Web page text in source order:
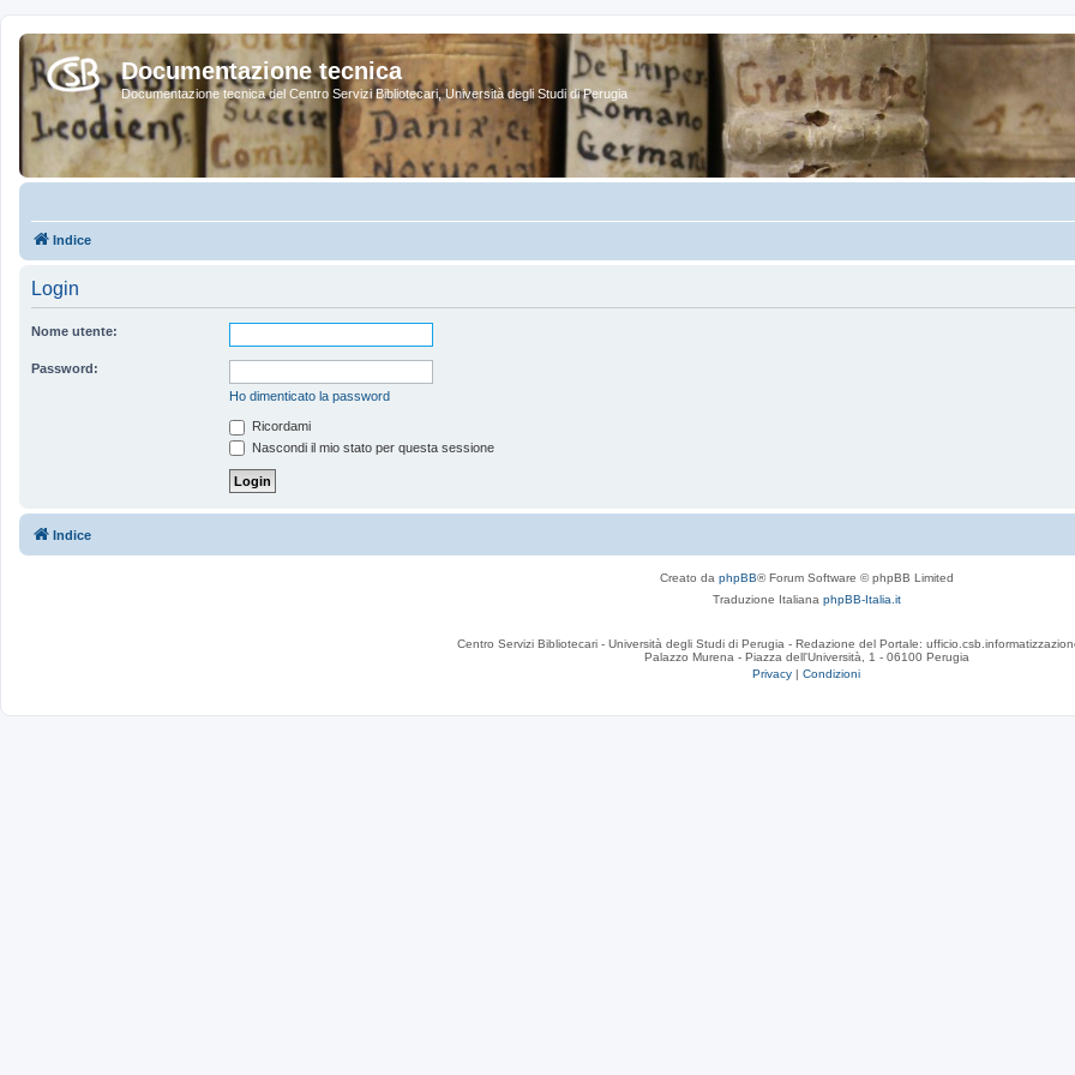
Documentazione tecnica
Documentazione tecnica del Centro Servizi Bibliotecari, Università degli Studi di Perugia
Indice
Login
Nome utente:
Password:
Ho dimenticato la password
Ricordami
Nascondi il mio stato per questa sessione
Indice
Creato da phpBB® Forum Software © phpBB Limited
Traduzione Italiana phpBB-Italia.it
Centro Servizi Bibliotecari - Università degli Studi di Perugia - Redazione del Portale:
Palazzo Murena - Piazza dell'Università, 1 - 06100 Perugia
Privacy | Condizioni